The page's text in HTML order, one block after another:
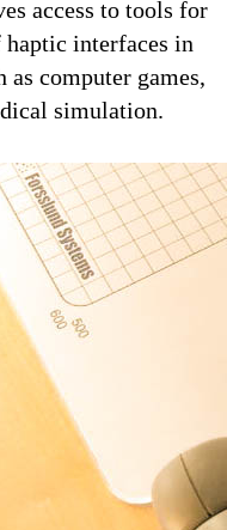
access to tools for
interfaces in
computer games,
simulation.